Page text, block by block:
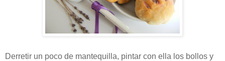
Derretir un poco de mantequilla, pintar con ella los bollos y